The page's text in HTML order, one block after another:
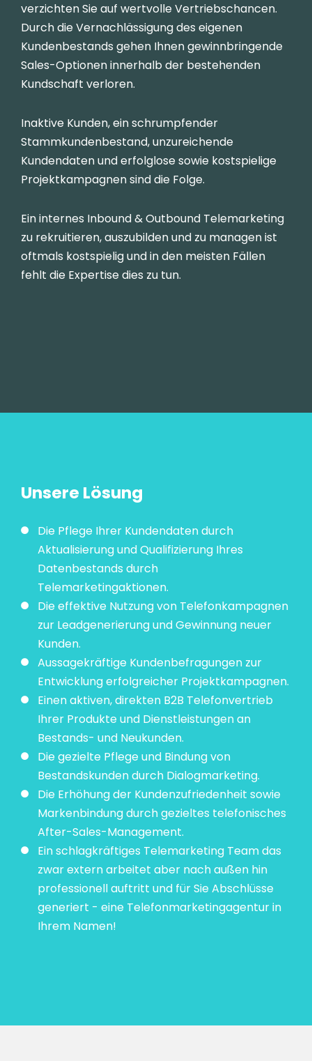
verzichten Sie auf wertvolle Vertriebschancen.
Durch die Vernachlässigung des eigenen
Kundenbestands gehen Ihnen gewinnbringende
Sales-Optionen innerhalb der bestehenden
Kundschaft verloren.
Inaktive Kunden, ein schrumpfender
Stammkundenbestand, unzureichende
Kundendaten und erfolglose sowie kostspielige
Projektkampagnen sind die Folge.
Ein internes Inbound & Outbound Telemarketing
zu rekruitieren, auszubilden und zu managen ist
oftmals kostspielig und in den meisten Fällen
fehlt die Expertise dies zu tun.
Unsere Lösung
Die Pflege Ihrer Kundendaten durch
Aktualisierung und Qualifizierung Ihres
Datenbestands durch
Telemarketingaktionen.
Die effektive Nutzung von Telefonkampagnen
zur Leadgenerierung und Gewinnung neuer
Kunden.
Aussagekräftige Kundenbefragungen zur
Entwicklung erfolgreicher Projektkampagnen.
Einen aktiven, direkten B2B Telefonvertrieb
Ihrer Produkte und Dienstleistungen an
Bestands- und Neukunden.
Die gezielte Pflege und Bindung von
Bestandskunden durch Dialogmarketing.
Die Erhöhung der Kundenzufriedenheit sowie
Markenbindung durch gezieltes telefonisches
After-Sales-Management.
Ein schlagkräftiges Telemarketing Team das
zwar extern arbeitet aber nach außen hin
professionell auftritt und für Sie Abschlüsse
generiert - eine Telefonmarketingagentur in
Ihrem Namen!